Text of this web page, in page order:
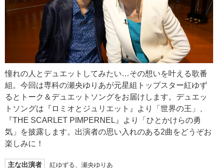
憧れの人とデュエットしてみたい…その想いを叶える歌番
組。今回は専科の瀬央ゆりあが元星組トップスター紅ゆず
るとトーク＆デュエットソングをお届けします。デュエッ
トソングは『ロミオとジュリエット』より「世界の王」、
『THE SCARLET PIMPERNEL』より「ひとかけらの勇
気」を披露します。出演者の思い入れのある2曲をどうぞお
楽しみに！
主な出演者 紅ゆずる、瀬央ゆりあ